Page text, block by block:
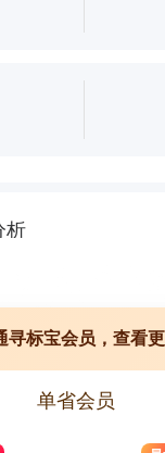
析
寻标宝会员，查看
单省会员